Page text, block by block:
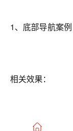
1、底部导航案例
相关效果：